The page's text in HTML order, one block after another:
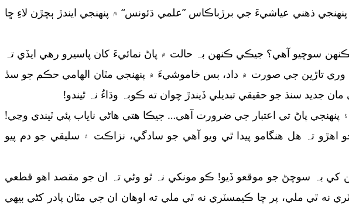
ذهني عياشيءَ جي برڙباڪاس ”علمي ڌئونس“ ۾ پنھنجي ايندڙ ٻچڙن لاءِ ڇا
سوچيو آهي؟ جيڪي ڪنھن بہ حالت ۾ پاڻ نمائيءَ کان پاسيرو رهي ايڏي تہ
تاڙين جي صورت ۾ داد، بس خاموشيءَ ۾ پنھنجي مٿان الھامي حڪم جو سڏ
سنڌ جو حقيقي تبديلي ڏيندڙ چوان ته ڪوبہ وڌاءُ نہ ٿيندو!
پاڻ تي اعتبار جي ضرورت آهي… جيڪا هتي هاڻي ناياب پئي ٿيندي وڃي!
تہ هل هنگامو پيدا ٿي ويو آهي جو سادگي، نزاڪت ۽ سليقي جو دم پيو
بہ سوچڻ جو موقعو ڏيو! ڪو مونکي نہ ٿو وڻي تہ ان جو مقصد اهو قطعي
نه ٿي ملي، پر ڇا ڪيمسٽري نه ٿي ملي ته اوهان ان جي مٿان پادر کڻي بيھي